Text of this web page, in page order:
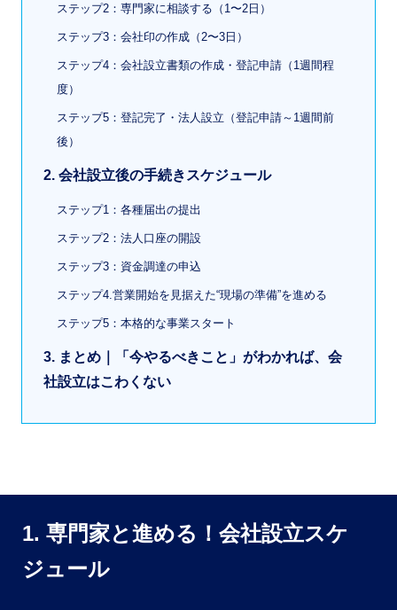
ステップ2：専門家に相談する（1〜2日）
ステップ3：会社印の作成（2〜3日）
ステップ4：会社設立書類の作成・登記申請（1週間程
度）
ステップ5：登記完了・法人設立（登記申請～1週間前
後）
2. 会社設立後の手続きスケジュール
ステップ1：各種届出の提出
ステップ2：法人口座の開設
ステップ3：資金調達の申込
ステップ4.営業開始を見据えた“現場の準備”を進める
ステップ5：本格的な事業スタート
3. まとめ｜「今やるべきこと」がわかれば、会
社設立はこわくない
1. 専門家と進める！会社設立スケ
ジュール